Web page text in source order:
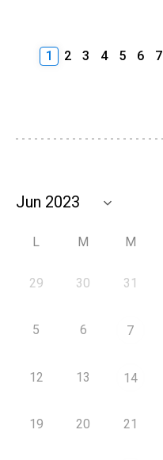
1 2 3 4 5 6 7
L M M
29 30 31
5 6 7
12 13 14
19 20 21